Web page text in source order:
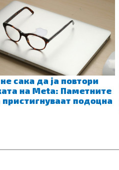
сака да ја повтори
на Meta: Паметните
пристигнуваат подоцна